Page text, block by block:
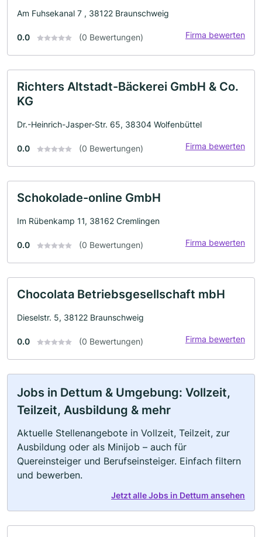
Am Fuhsekanal 7 , 38122 Braunschweig
0.0 (0 Bewertungen) Firma bewerten
Richters Altstadt-Bäckerei GmbH & Co.
KG
Dr.-Heinrich-Jasper-Str. 65, 38304 Wolfenbüttel
0.0 (0 Bewertungen) Firma bewerten
Schokolade-online GmbH
Im Rübenkamp 11, 38162 Cremlingen
0.0 (0 Bewertungen) Firma bewerten
Chocolata Betriebsgesellschaft mbH
Dieselstr. 5, 38122 Braunschweig
0.0 (0 Bewertungen) Firma bewerten
Jobs in Dettum & Umgebung: Vollzeit,
Teilzeit, Ausbildung & mehr
Aktuelle Stellenangebote in Vollzeit, Teilzeit, zur
Ausbildung oder als Minijob – auch für
Quereinsteiger und Berufseinsteiger. Einfach filtern
und bewerben.
Jetzt alle Jobs in Dettum ansehen